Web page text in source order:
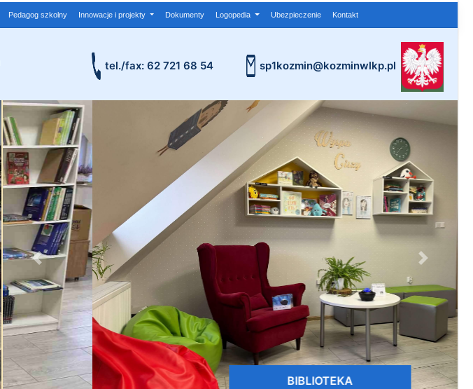
Pedagog szkolny Innowacje i projekty Dokumenty Logopedia Ubezpieczenie Kontakt
tel./fax: 62 721 68 54 sp1kozmin@kozminwlkp.pl
BIBLIOTEKA